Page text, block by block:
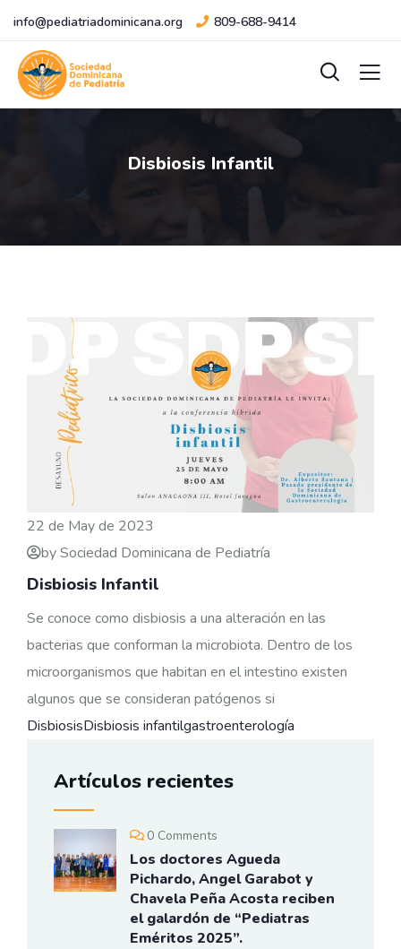
info@pediatriadominicana.org 809-688-9414
Disbiosis Infantil
22 de May de 2023
by Sociedad Dominicana de Pediatría
Disbiosis Infantil
Se conoce como disbiosis a una alteración en las
bacterias que conforman la microbiota. Dentro de los
microorganismos que habitan en el intestino existen
algunos que se consideran patógenos si
DisbiosisDisbiosis infantilgastroenterología
Artículos recientes
0 Comments
Los doctores Agueda
Pichardo, Angel Garabot y
Chavela Peña Acosta reciben
el galardón de “Pediatras
Eméritos 2025”.